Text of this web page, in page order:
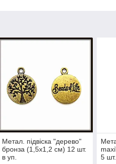
Метал. підвіска "дерево"
бронза (1,5х1,2 см) 12 шт.
в уп.
5